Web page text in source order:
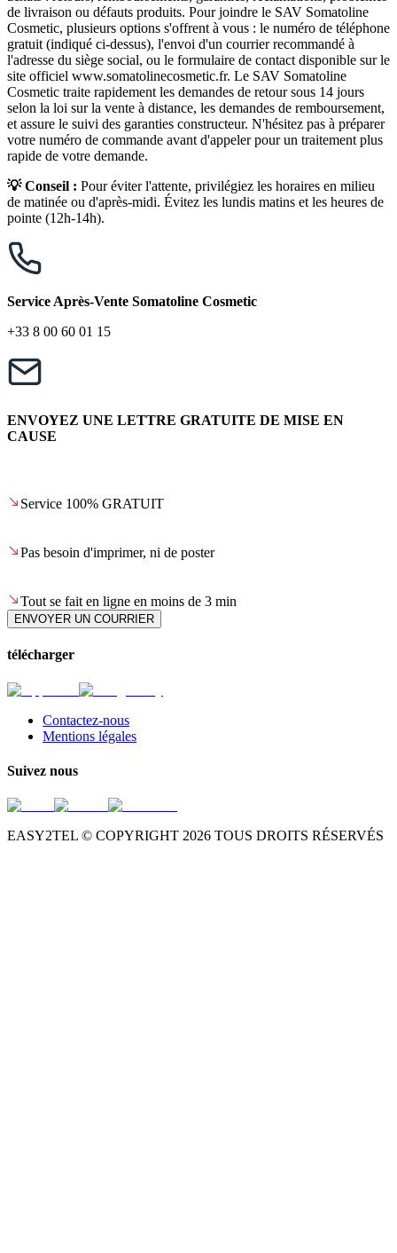
de livraison ou défauts produits. Pour joindre le SAV Somatoline
Cosmetic, plusieurs options s'offrent à vous : le numéro de téléphone
gratuit (indiqué ci-dessus), l'envoi d'un courrier recommandé à
l'adresse du siège social, ou le formulaire de contact disponible sur le
site officiel www.somatolinecosmetic.fr. Le SAV Somatoline
Cosmetic traite rapidement les demandes de retour sous 14 jours
selon la loi sur la vente à distance, les demandes de remboursement,
et assure le suivi des garanties constructeur. N'hésitez pas à préparer
votre numéro de commande avant d'appeler pour un traitement plus
rapide de votre demande.
💡 Conseil : Pour éviter l'attente, privilégiez les horaires en milieu
de matinée ou d'après-midi. Évitez les lundis matins et les heures de
pointe (12h-14h).
Service Après-Vente Somatoline Cosmetic
+33 8 00 60 01 15
ENVOYEZ UNE LETTRE GRATUITE DE MISE EN
CAUSE
Service 100% GRATUIT
Pas besoin d'imprimer, ni de poster
Tout se fait en ligne en moins de 3 min
ENVOYER UN COURRIER
télécharger
Contactez-nous
Mentions légales
Suivez nous
EASY2TEL © COPYRIGHT 2026 TOUS DROITS RÉSERVÉS